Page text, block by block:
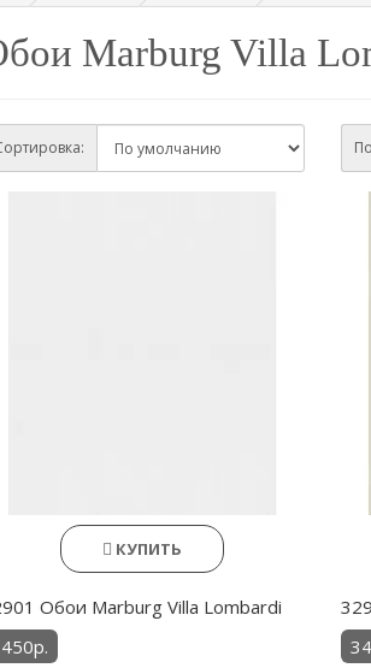
Marburg Villa
КУПИТЬ
Обои Marburg Villa Lombardi